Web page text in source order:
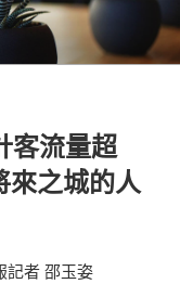
客流量超
來之城的人
記者 邵玉姿